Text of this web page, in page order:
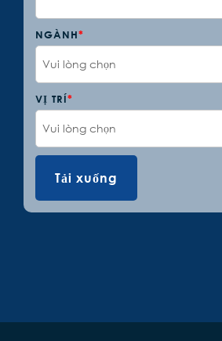
NGÀNH*
VỊ TRÍ*